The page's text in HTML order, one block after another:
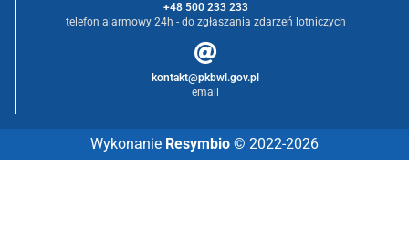
+48 500 233 233
telefon alarmowy 24h - do zgłaszania zdarzeń lotniczych
kontakt@pkbwl.gov.pl
email
Wykonanie Resymbio © 2022-2026